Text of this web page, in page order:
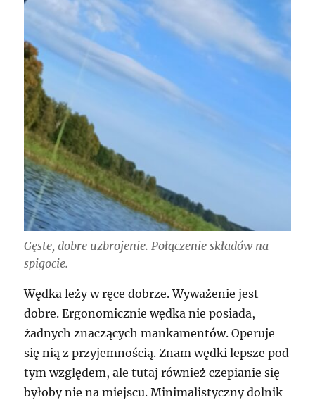
Gęste, dobre uzbrojenie. Połączenie składów na
spigocie.
Wędka leży w ręce dobrze. Wyważenie jest
dobre. Ergonomicznie wędka nie posiada,
żadnych znaczących mankamentów. Operuje
się nią z przyjemnością. Znam wędki lepsze pod
tym względem, ale tutaj również czepianie się
byłoby nie na miejscu. Minimalistyczny dolnik